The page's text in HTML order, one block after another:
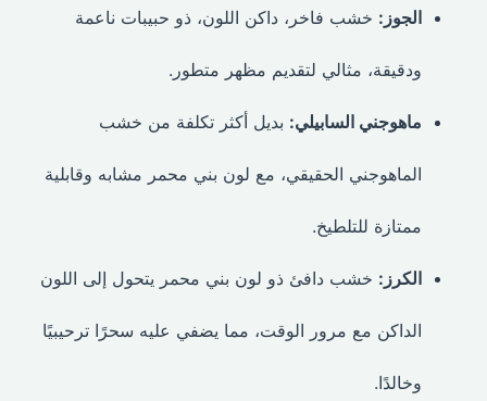
الجوز:خشب فاخر، داكن اللون، ذو حبيبات ناعمة
ودقيقة، مثالي لتقديم مظهر متطور.
ماهوجني السابيلي: بديل أكثر تكلفة من خشب
الماهوجني الحقيقي، مع لون بني محمر مشابه وقابلية
ممتازة للتلطيخ.
الكرز: خشب دافئ ذو لون بني محمر يتحول إلى اللون
الداكن مع مرور الوقت، مما يضفي عليه سحرًا ترحيبيًا
وخالدًا.